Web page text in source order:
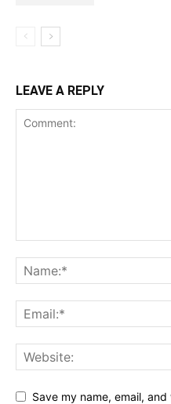
LEAVE A REPLY
Save my name, email,